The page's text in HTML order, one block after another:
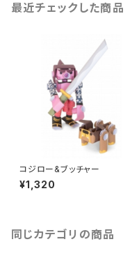
最近チェックした商品
コジロー&ブッチャー
¥1,320
同じカテゴリの商品